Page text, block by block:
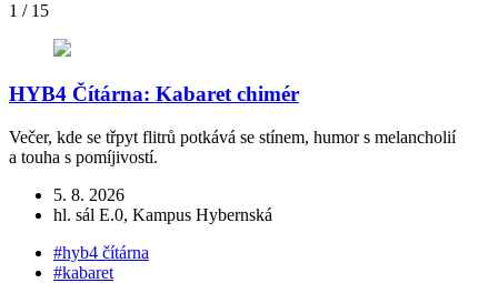
1 / 15
HYB4 Čítárna: Kabaret chimér
Večer, kde se třpyt flitrů potkává se stínem, humor s melancholií
a touha s pomíjivostí.
5. 8. 2026
hl. sál E.0, Kampus Hybernská
#hyb4 čítárna
#kabaret